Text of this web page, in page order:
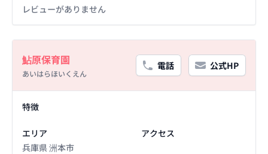
レビューがありません
鮎原保育園
あいはらほいくえん
電話 公式HP
特徴
エリア
兵庫県 洲本市
アクセス